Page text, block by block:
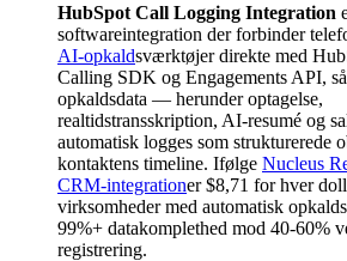
HubSpot Call Logging Integration
softwareintegration der forbinder
AI-opkaldsværktøjer direkte med
Calling SDK og Engagements API,
opkaldsdata — herunder optagelse,
realtidstransskription, AI-resumé og
automatisk logges som strukturerede
kontaktens timeline. Ifølge Nucleus
CRM-integrationer $8,71 for hver
virksomheder med automatisk
99%+ datakomplethed mod 40-60%
registrering.